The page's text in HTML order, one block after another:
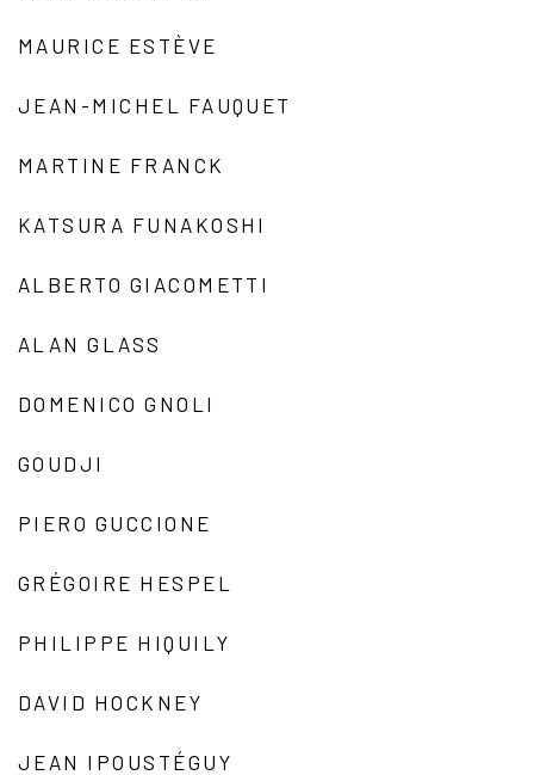
MAURICE ESTÈVE
JEAN-MICHEL FAUQUET
MARTINE FRANCK
KATSURA FUNAKOSHI
ALBERTO GIACOMETTI
ALAN GLASS
DOMENICO GNOLI
GOUDJI
PIERO GUCCIONE
GRÉGOIRE HESPEL
PHILIPPE HIQUILY
DAVID HOCKNEY
JEAN IPOUSTÉGUY